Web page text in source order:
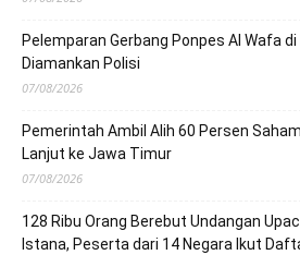
Pelemparan Gerbang Ponpes Al Wafa
Diamankan Polisi
07/08/2026
Pemerintah Ambil Alih 60 Persen
Lanjut ke Jawa Timur
07/08/2026
128 Ribu Orang Berebut Undangan
Istana, Peserta dari 14 Negara Ikut